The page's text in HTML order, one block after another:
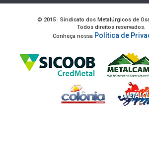
© 2015 · Sindicato dos Metalúrgicos de
Todos direitos reservados.
Conheça nossa Política de